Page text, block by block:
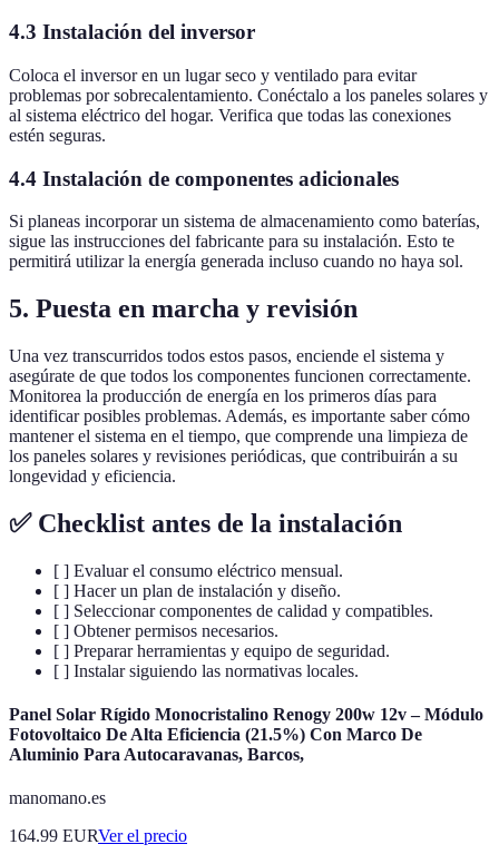
4.3 Instalación del inversor
Coloca el inversor en un lugar seco y ventilado para evitar
problemas por sobrecalentamiento. Conéctalo a los paneles solares y
al sistema eléctrico del hogar. Verifica que todas las conexiones
estén seguras.
4.4 Instalación de componentes adicionales
Si planeas incorporar un sistema de almacenamiento como baterías,
sigue las instrucciones del fabricante para su instalación. Esto te
permitirá utilizar la energía generada incluso cuando no haya sol.
5. Puesta en marcha y revisión
Una vez transcurridos todos estos pasos, enciende el sistema y
asegúrate de que todos los componentes funcionen correctamente.
Monitorea la producción de energía en los primeros días para
identificar posibles problemas. Además, es importante saber cómo
mantener el sistema en el tiempo, que comprende una limpieza de
los paneles solares y revisiones periódicas, que contribuirán a su
longevidad y eficiencia.
✅ Checklist antes de la instalación
[ ] Evaluar el consumo eléctrico mensual.
[ ] Hacer un plan de instalación y diseño.
[ ] Seleccionar componentes de calidad y compatibles.
[ ] Obtener permisos necesarios.
[ ] Preparar herramientas y equipo de seguridad.
[ ] Instalar siguiendo las normativas locales.
Panel Solar Rígido Monocristalino Renogy 200w 12v – Módulo
Fotovoltaico De Alta Eficiencia (21.5%) Con Marco De
Aluminio Para Autocaravanas, Barcos,
manomano.es
164.99 EURVer el precio